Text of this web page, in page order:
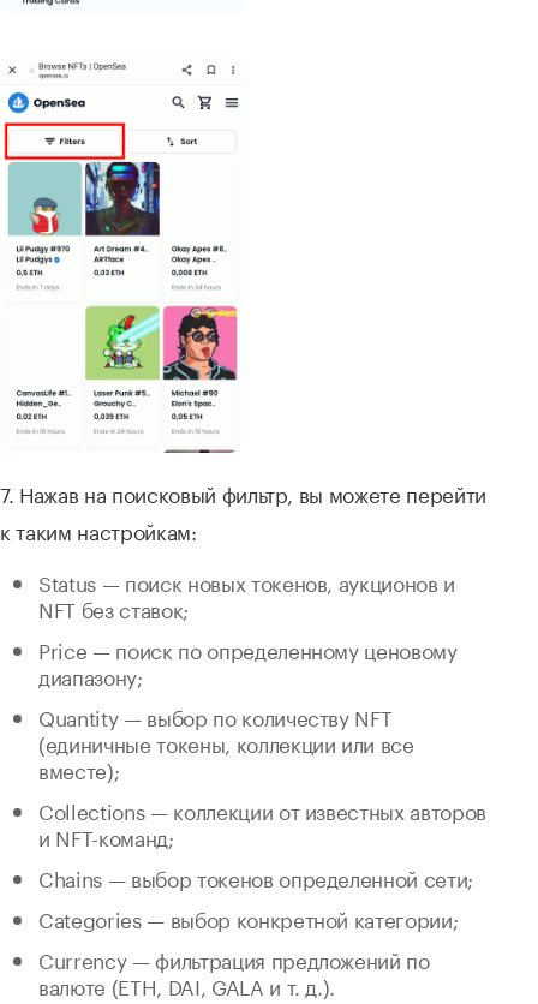
7. Нажав на поисковый фильтр, вы можете перейти
к таким настройкам:
Status — поиск новых токенов, аукционов и
NFT без ставок;
Price — поиск по определенному ценовому
диапазону;
Quantity — выбор по количеству NFT
(единичные токены, коллекции или все
вместе);
Collections — коллекции от известных авторов
и NFT-команд;
Chains — выбор токенов определенной сети;
Categories — выбор конкретной категории;
Currency — фильтрация предложений по
валюте (ETH, DAI, GALA и т. д.).